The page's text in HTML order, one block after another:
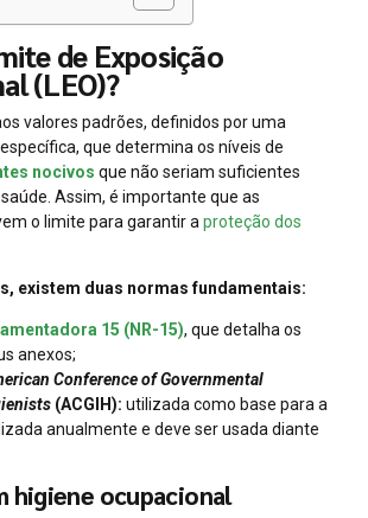
de Exposição
(LEO)?
valores padrões, definidos por uma
que determina os níveis de
nocivos que não seriam suficientes
Assim, é importante que as
o limite para garantir a proteção dos
existem duas normas fundamentais:
15 (NR-15), que detalha os
anexos;
Conference of Governmental
(ACGIH): utilizada como base para a
anualmente e deve ser usada diante
higiene ocupacional